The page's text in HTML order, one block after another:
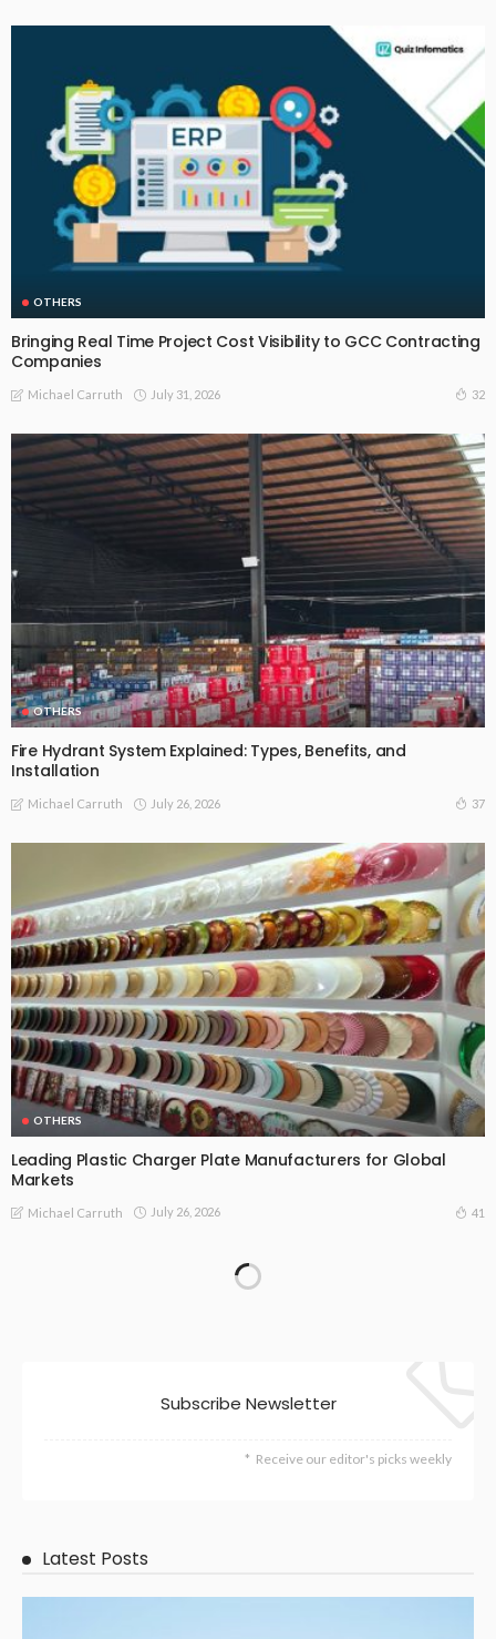
OTHERS
Bringing Real Time Project Cost Visibility to GCC Contracting
Companies
Michael Carruth July 31, 2026 32
OTHERS
Fire Hydrant System Explained: Types, Benefits, and
Installation
Michael Carruth July 26, 2026 37
OTHERS
Leading Plastic Charger Plate Manufacturers for Global
Markets
Michael Carruth July 26, 2026 41
Truck Wheel Bolt Manufacturers: A Complete Buying Guide
Michael Carruth July 26, 2026 41